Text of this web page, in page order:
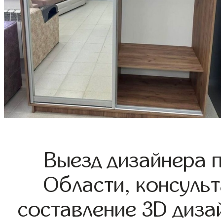
Выезд дизайнера
Области,
составление 3D